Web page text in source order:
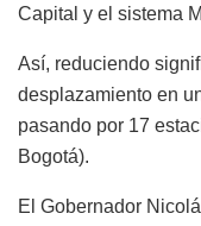
Capital y el sistema
Así, reduciendo
desplazamiento en
pasando por 17
Bogotá).
El Gobernador